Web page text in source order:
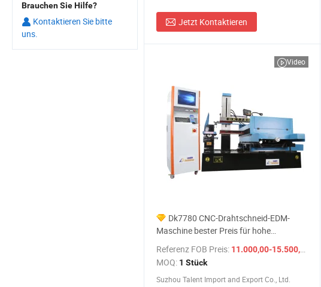
Jetzt Kontaktieren
Video
Dk7780 CNC-Drahtschneid-EDM-
Maschine bester Preis für hohe
Geschwindigkeit
Referenz FOB Preis: 11.000,00-15.500,00 $
MOQ: 1 Stück
Suzhou Talent Import and Export Co., Ltd.
Brauchen Sie Hilfe?
Kontaktieren Sie bitte
uns.